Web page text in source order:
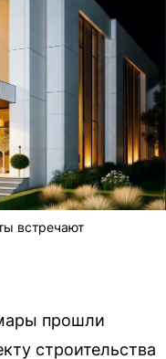
встречают
прошли
строительства